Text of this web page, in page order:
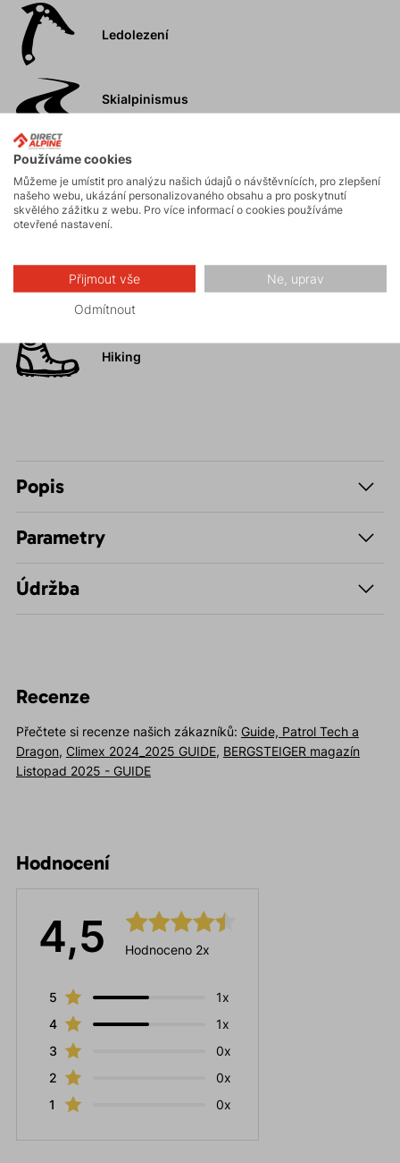
Ledolezení
Skialpinismus
Turistika
Skalní lezení a
Vysokohorská
turistika
Hiking
Popis
Parametry
Údržba
Recenze
Přečtete si recenze našich zákazníků: Guide, Patrol Tech a
Dragon, Climex 2024_2025 GUIDE, BERGSTEIGER magazín
Listopad 2025 - GUIDE
Hodnocení
4,5 Hodnoceno 2x
5
1x
4
1x
3
0x
2
0x
1
0x
Používáme cookies
Můžeme je umístit pro analýzu našich údajů o návštěvnících, pro zlepšení
našeho webu, ukázání personalizovaného obsahu a pro poskytnutí
skvělého zážitku z webu. Pro více informací o cookies používáme
otevřené nastavení.
Přijmout vše Ne, uprav
Odmítnout